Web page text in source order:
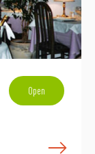
Open